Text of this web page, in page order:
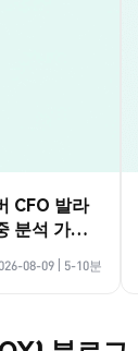
CFO 발라
분석 가이
08-09 5-10분